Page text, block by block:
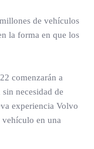
de vehículos
la forma en que los
comenzarán a
necesidad de
experiencia Volvo
en una